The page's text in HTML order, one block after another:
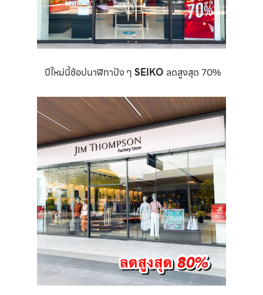
ปีใหม่นี้ช้อปนาฬิกาปัง ๆ SEIKO ลดสูงสุด 70%